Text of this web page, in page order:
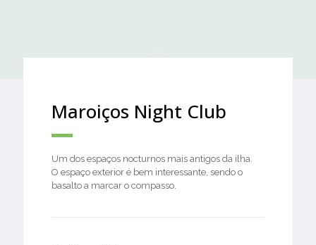
Maroiços Night Club
Um dos espaços nocturnos mais antigos da ilha.
O espaço exterior é bem interessante, sendo o
basalto a marcar o compasso.